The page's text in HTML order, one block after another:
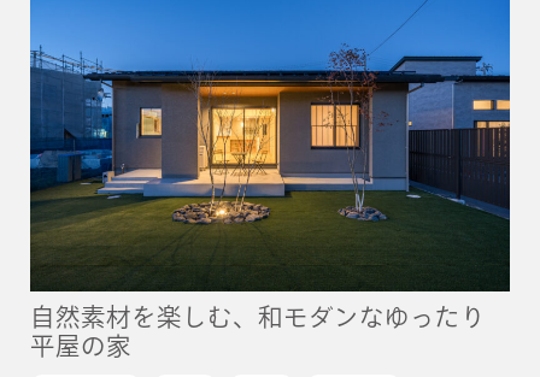
自然素材を楽しむ、和モダンなゆったり
平屋の家